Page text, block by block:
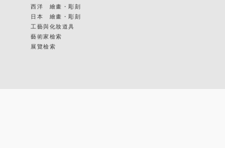
西洋 繪畫・彫刻
日本 繪畫・彫刻
工藝與化妝道具
藝術家檢索
展覽檢索